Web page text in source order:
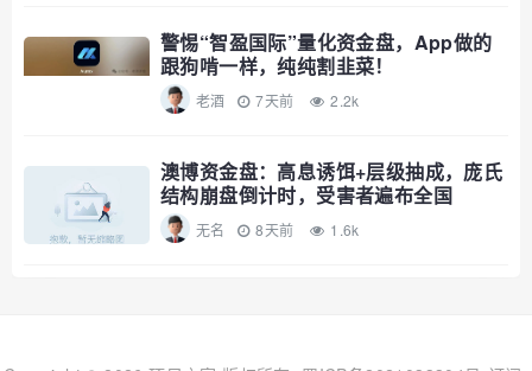
警惕“智盈国际”量化资金盘，App做的
跟狗啃一样，纯纯割韭菜！
老酒 7天前 2.2k
澳博资金盘：高息诱饵+层级抽成，庞氏
结构崩盘倒计时，受害者遍布全国
无名 8天前 1.6k